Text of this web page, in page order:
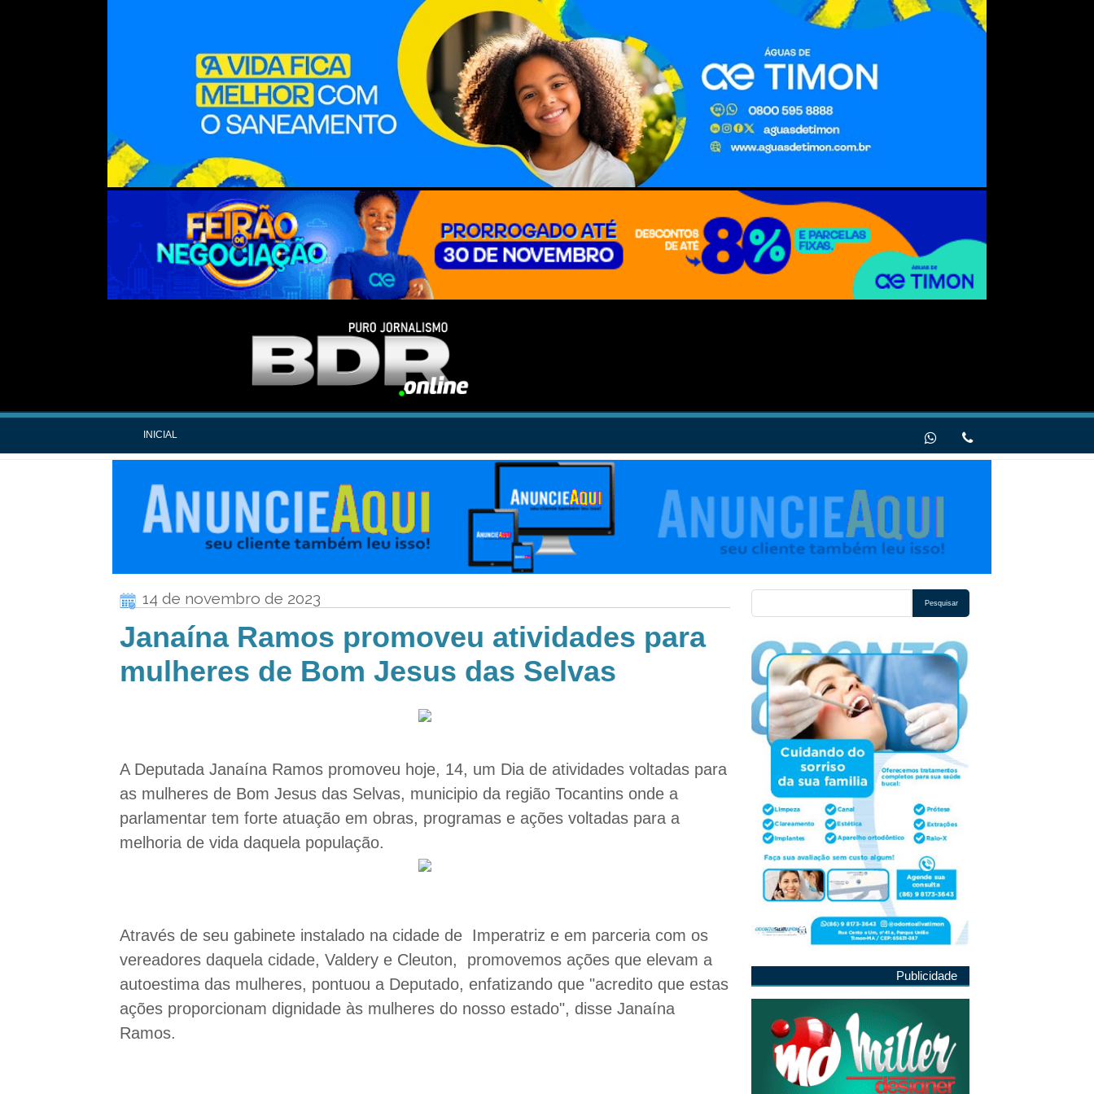
INICIAL
14 de novembro de 2023
Janaína Ramos promoveu atividades para
mulheres de Bom Jesus das Selvas
A Deputada Janaína Ramos promoveu hoje, 14, um Dia de atividades voltadas para
as mulheres de Bom Jesus das Selvas, municipio da região Tocantins onde a
parlamentar tem forte atuação em obras, programas e ações voltadas para a
melhoria de vida daquela população.
Através de seu gabinete instalado na cidade de Imperatriz e em parceria com os
vereadores daquela cidade, Valdery e Cleuton, promovemos ações que elevam a
autoestima das mulheres, pontuou a Deputado, enfatizando que "acredito que estas
ações proporcionam dignidade às mulheres do nosso estado", disse Janaína
Ramos.
Publicidade